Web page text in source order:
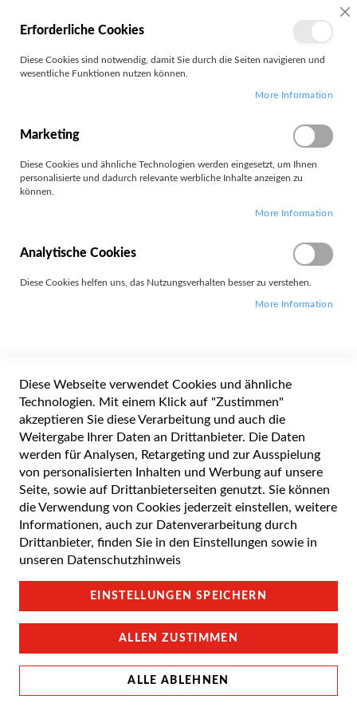
KONTO
P3 Ultra
Alle Preise inkl. gesetzlicher Mehrwertsteuer zuzüglich Versandkosten. Die
durchgestrichenen Preise entsprechen dem UVP des Herstellers. 5-7 Werktage
Cookie Einstellungen
Datenschutz und Cookie-Richtlinien
Support
Campus Bedingungen
Impressum
Erforderliche Cookies
Diese Cookies sind notwendig, damit Sie durch die Seiten navigieren und
wesentliche Funktionen nutzen können.
More Information
Marketing
Diese Cookies und ähnliche Technologien werden eingesetzt, um Ihnen
personalisierte und dadurch relevante werbliche Inhalte anzeigen zu
können.
More Information
Analytische Cookies
Diese Cookies helfen uns, das Nutzungsverhalten besser zu verstehen.
More Information
Diese Webseite verwendet Cookies und ähnliche
Technologien. Mit einem Klick auf "Zustimmen"
akzeptieren Sie diese Verarbeitung und auch die
Weitergabe Ihrer Daten an Drittanbieter. Die Daten
werden für Analysen, Retargeting und zur Ausspielung
von personalisierten Inhalten und Werbung auf unsere
Seite, sowie auf Drittanbieterseiten genutzt. Sie können
die Verwendung von Cookies jederzeit einstellen, weitere
Informationen, auch zur Datenverarbeitung durch
Drittanbieter, finden Sie in den Einstellungen sowie in
unseren Datenschutzhinweis
EINSTELLUNGEN SPEICHERN
ALLEN ZUSTIMMEN
ALLE ABLEHNEN